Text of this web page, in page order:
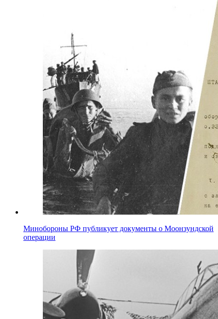
Минобороны РФ публикует документы о Моонзундской
операции